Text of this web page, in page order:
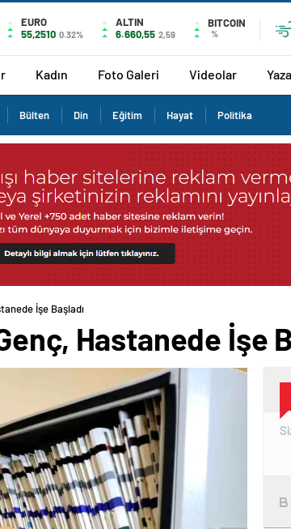
EURO
55,2510 0.32%
ALTIN
6.660,55 2,59
BITCOIN
%
Kadın Foto Galeri Videolar
Bülten Din Eğitim Hayat Politika
İşe Başladı
Hastanede İşe